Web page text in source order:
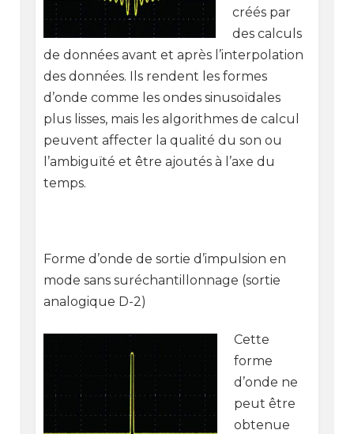
créés par
des calculs
de données avant et après l’interpolation
des données. Ils rendent les formes
d’onde comme les ondes sinusoïdales
plus lisses, mais les algorithmes de calcul
peuvent affecter la qualité du son ou
l’ambiguïté et être ajoutés à l’axe du
temps.
Forme d’onde de sortie d’impulsion en
mode sans suréchantillonnage (sortie
analogique D-2)
Cette
forme
d’onde ne
peut être
obtenue